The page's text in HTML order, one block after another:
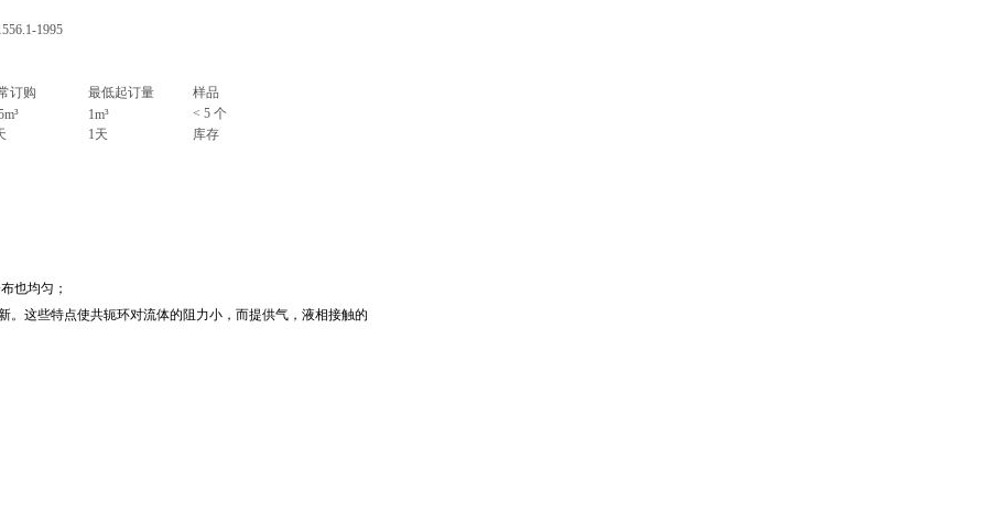
1995
订购 最低起订量
样品
1m³ < 5 个
1天
库存
也均匀；
这些特点使共轭环对流体的阻力小，而提供气，液相接触的